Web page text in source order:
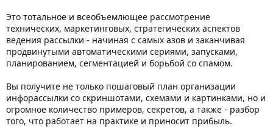
Это тотальное и всеобъемлющее рассмотрение
технических, маркетинговых, стратегических аспектов
ведения рассылки - начиная с самых азов и заканчивая
продвинутыми автоматическими сериями, запусками,
планированием, сегментацией и борьбой со спамом.
Вы получите не только пошаговый план организации
инфорассылки со скриншотами, схемами и картинками, но и
огромное количество примеров, секретов, а также - разбор
того, что работает на практике и приносит прибыль.